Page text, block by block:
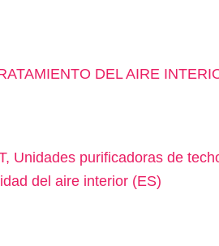
DEL AIRE
Unidades purificadoras de
del aire interior (ES)